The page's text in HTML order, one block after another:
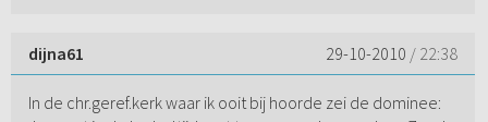
dijna61 29-10-2010 / 22:38
In de chr.geref.kerk waar ik ooit bij hoorde zei de dominee: